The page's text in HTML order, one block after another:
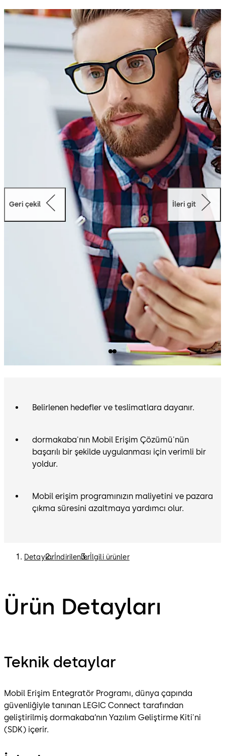
program, yeni teknolojilerin entegrasyonuyla ilgili riskleri
azaltmayı amaçlamaktadır.
Program, oteller için mobil uygulamalar geliştiren
üçüncü taraf entegratörler için idealdir.
dormakaba iş birliği ile mobil erişimi çözümüne basit ve
güvenli bir şekilde geçiş yapabilirsiniz.
Geri çekil İleri git
Belirlenen hedefler ve teslimatlara dayanır.
dormakaba'nın Mobil Erişim Çözümü'nün
başarılı bir şekilde uygulanması için verimli bir
yoldur.
Mobil erişim programınızın maliyetini ve pazara
çıkma süresini azaltmaya yardımcı olur.
Detaylar İndirilenlerİlgili ürünler
Ürün Detayları
Teknik detaylar
Mobil Erişim Entegratör Programı, dünya çapında
güvenliğiyle tanınan LEGIC Connect tarafından
geliştirilmiş dormakaba’nın Yazılım Geliştirme Kiti'ni
(SDK) içerir.